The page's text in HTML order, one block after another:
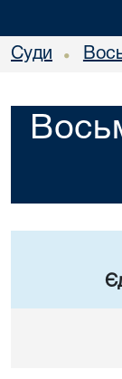
Суди •